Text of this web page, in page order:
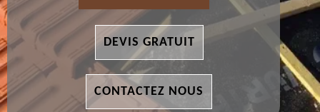
DEVIS GRATUIT
CONTACTEZ NOUS